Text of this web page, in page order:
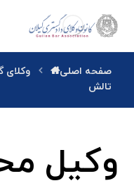
صفحه اصلی وکلای
تالش
وکیل